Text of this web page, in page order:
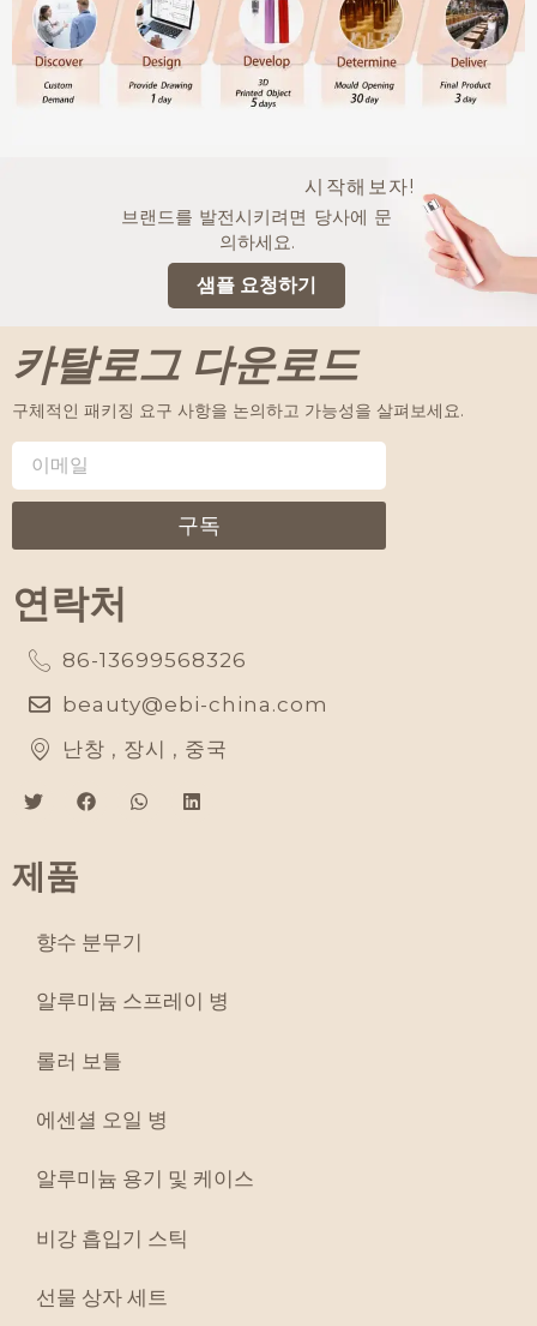
시작해보자!
브랜드를 발전시키려면 당사에 문
의하세요.
샘플 요청하기
카탈로그 다운로드
구체적인 패키징 요구 사항을 논의하고 가능성을 살펴보세요.
구독
연락처
86-13699568326
beauty@ebi-china.com
난창 , 장시 , 중국
제품
향수 분무기
알루미늄 스프레이 병
롤러 보틀
에센셜 오일 병
알루미늄 용기 및 케이스
비강 흡입기 스틱
선물 상자 세트